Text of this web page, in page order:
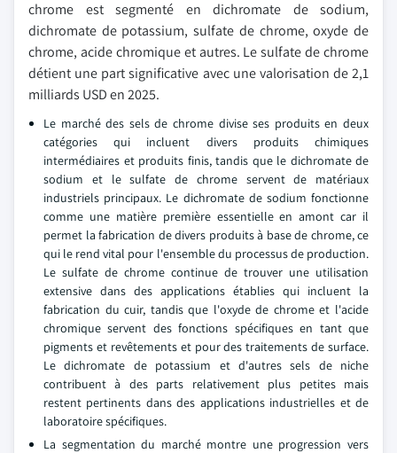
chrome est segmenté en dichromate de sodium,
dichromate de potassium, sulfate de chrome, oxyde de
chrome, acide chromique et autres. Le sulfate de chrome
détient une part significative avec une valorisation de 2,1
milliards USD en 2025.
Le marché des sels de chrome divise ses produits en deux
catégories qui incluent divers produits chimiques
intermédiaires et produits finis, tandis que le dichromate de
sodium et le sulfate de chrome servent de matériaux
industriels principaux. Le dichromate de sodium fonctionne
comme une matière première essentielle en amont car il
permet la fabrication de divers produits à base de chrome, ce
qui le rend vital pour l'ensemble du processus de production.
Le sulfate de chrome continue de trouver une utilisation
extensive dans des applications établies qui incluent la
fabrication du cuir, tandis que l'oxyde de chrome et l'acide
chromique servent des fonctions spécifiques en tant que
pigments et revêtements et pour des traitements de surface.
Le dichromate de potassium et d'autres sels de niche
contribuent à des parts relativement plus petites mais
restent pertinents dans des applications industrielles et de
laboratoire spécifiques.
La segmentation du marché montre une progression vers